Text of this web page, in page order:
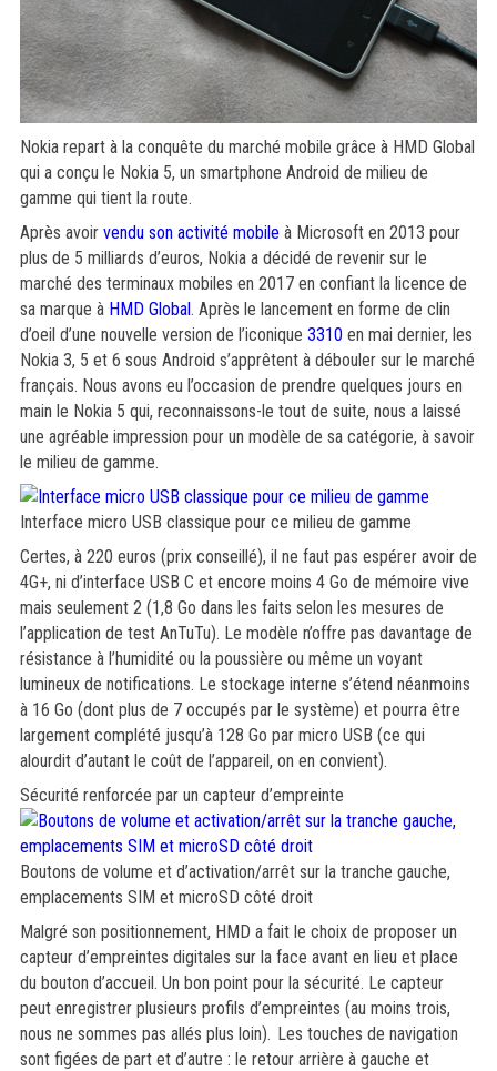
Nokia repart à la conquête du marché mobile grâce à HMD Global
qui a conçu le Nokia 5, un smartphone Android de milieu de
gamme qui tient la route.
Après avoir vendu son activité mobile à Microsoft en 2013 pour
plus de 5 milliards d’euros, Nokia a décidé de revenir sur le
marché des terminaux mobiles en 2017 en confiant la licence de
sa marque à HMD Global. Après le lancement en forme de clin
d’oeil d’une nouvelle version de l’iconique 3310 en mai dernier, les
Nokia 3, 5 et 6 sous Android s’apprêtent à débouler sur le marché
français. Nous avons eu l’occasion de prendre quelques jours en
main le Nokia 5 qui, reconnaissons-le tout de suite, nous a laissé
une agréable impression pour un modèle de sa catégorie, à savoir
le milieu de gamme.
Interface micro USB classique pour ce milieu de gamme
Certes, à 220 euros (prix conseillé), il ne faut pas espérer avoir de
4G+, ni d’interface USB C et encore moins 4 Go de mémoire vive
mais seulement 2 (1,8 Go dans les faits selon les mesures de
l’application de test AnTuTu). Le modèle n’offre pas davantage de
résistance à l’humidité ou la poussière ou même un voyant
lumineux de notifications. Le stockage interne s’étend néanmoins
à 16 Go (dont plus de 7 occupés par le système) et pourra être
largement complété jusqu’à 128 Go par micro USB (ce qui
alourdit d’autant le coût de l’appareil, on en convient).
Sécurité renforcée par un capteur d’empreinte
Boutons de volume et d’activation/arrêt sur la tranche gauche,
emplacements SIM et microSD côté droit
Malgré son positionnement, HMD a fait le choix de proposer un
capteur d’empreintes digitales sur la face avant en lieu et place
du bouton d’accueil. Un bon point pour la sécurité. Le capteur
peut enregistrer plusieurs profils d’empreintes (au moins trois,
nous ne sommes pas allés plus loin). Les touches de navigation
sont figées de part et d’autre : le retour arrière à gauche et